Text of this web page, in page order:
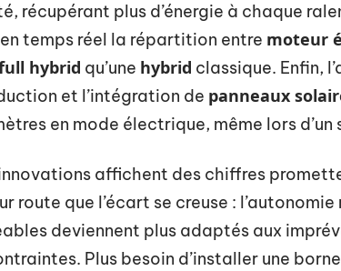
récupérant plus d’énergie à chaque
temps réel la répartition entre moteur
hybrid qu’une hybrid classique. Enfin,
et l’intégration de panneaux
en mode électrique, même lors d’un
affichent des chiffres
route que l’écart se creuse :
deviennent plus adaptés aux
Plus besoin d’installer une